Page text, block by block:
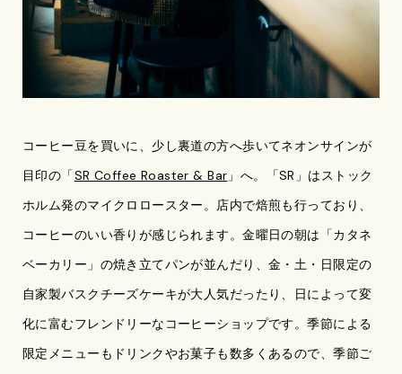
コーヒー豆を買いに、少し裏道の方へ歩いてネオンサインが
目印の「SR Coffee Roaster & Bar 」へ。「SR」はストック
ホルム発のマイクロロースター。店内で焙煎も行っており、
コーヒーのいい香りが感じられます。金曜日の朝は「カタネ
ベーカリー」の焼き立てパンが並んだり、金・土・日限定の
自家製バスクチーズケーキが大人気だったり、日によって変
化に富むフレンドリーなコーヒーショップです。季節による
限定メニューもドリンクやお菓子も数多くあるので、季節ご